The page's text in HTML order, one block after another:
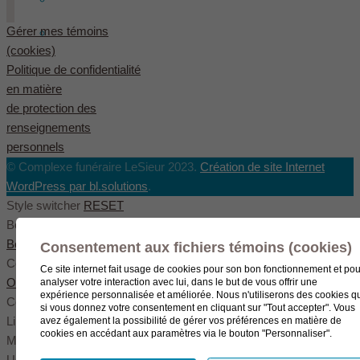
English(Anglais
Gérer mes témoins
(cookies)
Politique de confidentialité
en matière
de protection des
renseignements
personnels
© Complexe funéraire LeSieur 2023. Création de site Internet
WordPress par bl.solutions.
Style switcher RESET
Body styles
Boxed
Wide Fullwide
Color scheme
Original Blue Green
Color settings
Link color
Menu color
Consentement aux fichiers témoins (cookies)
Ce site internet fait usage de cookies pour son bon fonctionnement et
analyser votre interaction avec lui, dans le but de vous offrir une
expérience personnalisée et améliorée. Nous n'utiliserons des cookies
si vous donnez votre consentement en cliquant sur "Tout accepter". Vous
avez également la possibilité de gérer vos préférences en matière de
cookies en accédant aux paramètres via le bouton "Personnaliser".